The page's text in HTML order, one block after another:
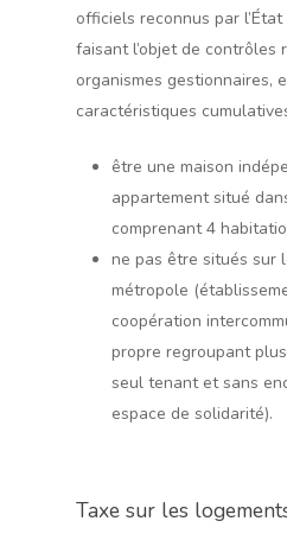
officiels reconnus par
faisant l’objet de contrôles
organismes gestionnaires,
caractéristiques
être une maison
appartement situé
comprenant 4
ne pas être situés sur
métropole
coopération
propre regroupant
seul tenant et sans
espace de solidarité).
Taxe sur les